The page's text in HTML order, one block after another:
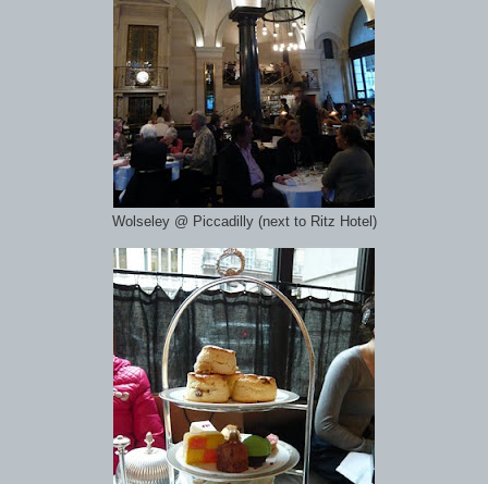
Wolseley @ Piccadilly (next to Ritz Hotel)